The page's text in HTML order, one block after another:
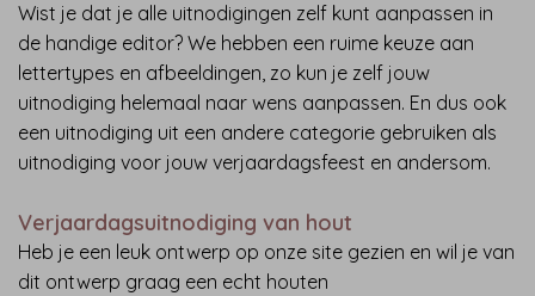
Wist je dat je alle uitnodigingen zelf kunt aanpassen in
de handige editor? We hebben een ruime keuze aan
lettertypes en afbeeldingen, zo kun je zelf jouw
uitnodiging helemaal naar wens aanpassen. En dus ook
een uitnodiging uit een andere categorie gebruiken als
uitnodiging voor jouw verjaardagsfeest en andersom.
Verjaardagsuitnodiging van hout
Heb je een leuk ontwerp op onze site gezien en wil je van
dit ontwerp graag een echt houten